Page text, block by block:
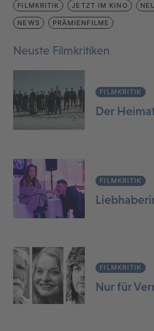
FILMKRITIK JETZT IM KINO
NEWS PRÄMIENFILME
Neuste Filmkritiken
FILMKRITIK
Der
FILMKRITIK
FILMKRITIK
Nur für